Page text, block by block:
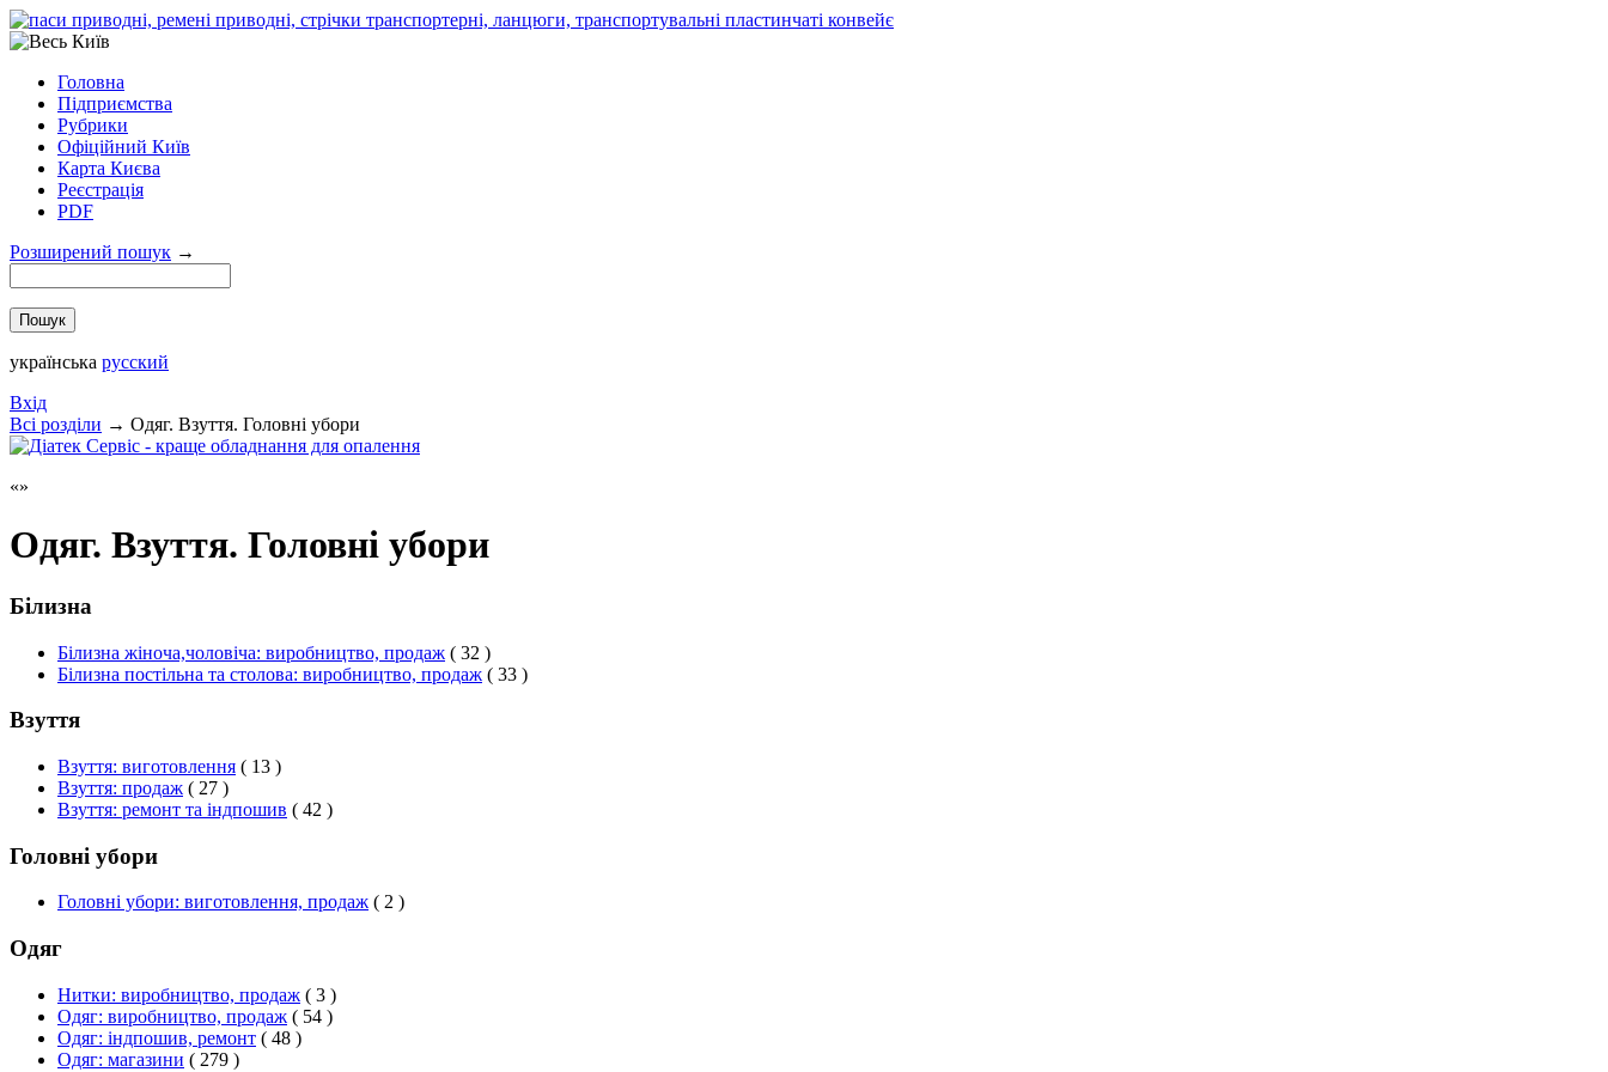
Головна
Підприємства
Рубрики
Офіційний Київ
Карта Києва
Реєстрація
PDF
Розширений пошук →
українська русский
Вхід
Всі розділи → Одяг. Взуття. Головні убори
Одяг. Взуття. Головні убори
Білизна
Білизна жіноча,чоловіча: виробництво, продаж ( 32 )
Білизна постільна та столова: виробництво, продаж ( 33 )
Взуття
Взуття: виготовлення ( 13 )
Взуття: продаж ( 27 )
Взуття: ремонт та індпошив ( 42 )
Головні убори
Головні убори: виготовлення, продаж ( 2 )
Одяг
Нитки: виробництво, продаж ( 3 )
Одяг: виробництво, продаж ( 54 )
Одяг: індпошив, ремонт ( 48 )
Одяг: магазини ( 279 )